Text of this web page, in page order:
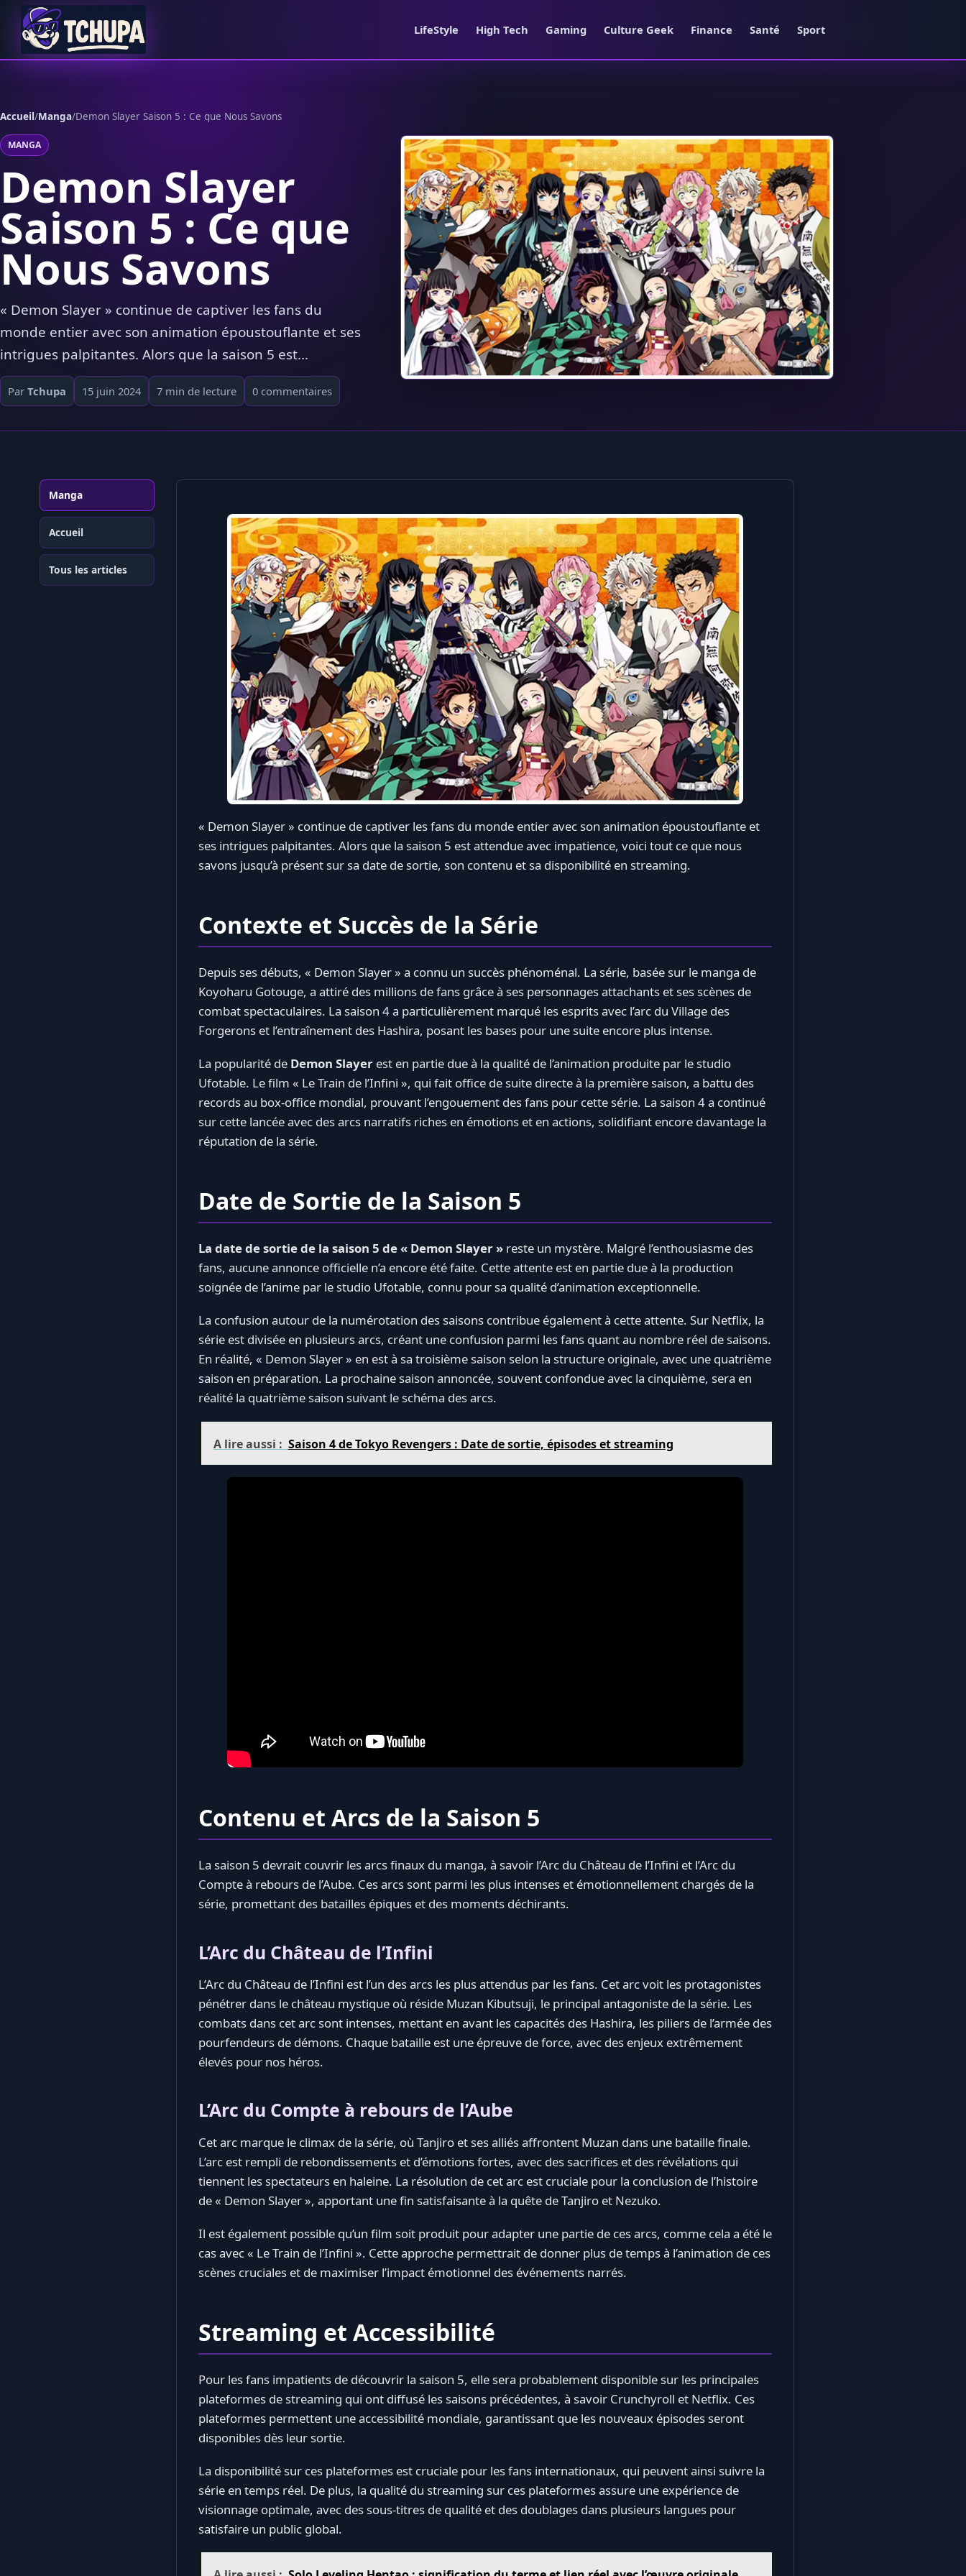
Aller au contenu
LifeStyle High Tech Gaming Culture Geek Finance Santé Sport
Accueil/Manga/Demon Slayer Saison 5 : Ce que Nous Savons
MANGA
Demon Slayer
Saison 5 : Ce que
Nous Savons
« Demon Slayer » continue de captiver les fans du
monde entier avec son animation époustouflante et ses
intrigues palpitantes. Alors que la saison 5 est...
Par Tchupa 15 juin 2024 7 min de lecture 0 commentaires
Manga
Accueil
Tous les articles
« Demon Slayer » continue de captiver les fans du monde entier avec son animation époustouflante et
ses intrigues palpitantes. Alors que la saison 5 est attendue avec impatience, voici tout ce que nous
savons jusqu’à présent sur sa date de sortie, son contenu et sa disponibilité en streaming.
Contexte et Succès de la Série
Depuis ses débuts, « Demon Slayer » a connu un succès phénoménal. La série, basée sur le manga de
Koyoharu Gotouge, a attiré des millions de fans grâce à ses personnages attachants et ses scènes de
combat spectaculaires. La saison 4 a particulièrement marqué les esprits avec l’arc du Village des
Forgerons et l’entraînement des Hashira, posant les bases pour une suite encore plus intense.
La popularité de Demon Slayer est en partie due à la qualité de l’animation produite par le studio
Ufotable. Le film « Le Train de l’Infini », qui fait office de suite directe à la première saison, a battu des
records au box-office mondial, prouvant l’engouement des fans pour cette série. La saison 4 a continué
sur cette lancée avec des arcs narratifs riches en émotions et en actions, solidifiant encore davantage la
réputation de la série.
Date de Sortie de la Saison 5
La date de sortie de la saison 5 de « Demon Slayer » reste un mystère. Malgré l’enthousiasme des
fans, aucune annonce officielle n’a encore été faite. Cette attente est en partie due à la production
soignée de l’anime par le studio Ufotable, connu pour sa qualité d’animation exceptionnelle.
La confusion autour de la numérotation des saisons contribue également à cette attente. Sur Netflix, la
série est divisée en plusieurs arcs, créant une confusion parmi les fans quant au nombre réel de saisons.
En réalité, « Demon Slayer » en est à sa troisième saison selon la structure originale, avec une quatrième
saison en préparation. La prochaine saison annoncée, souvent confondue avec la cinquième, sera en
réalité la quatrième saison suivant le schéma des arcs.
A lire aussi : Saison 4 de Tokyo Revengers : Date de sortie, épisodes et streaming
Contenu et Arcs de la Saison 5
La saison 5 devrait couvrir les arcs finaux du manga, à savoir l’Arc du Château de l’Infini et l’Arc du
Compte à rebours de l’Aube. Ces arcs sont parmi les plus intenses et émotionnellement chargés de la
série, promettant des batailles épiques et des moments déchirants.
L’Arc du Château de l’Infini
L’Arc du Château de l’Infini est l’un des arcs les plus attendus par les fans. Cet arc voit les protagonistes
pénétrer dans le château mystique où réside Muzan Kibutsuji, le principal antagoniste de la série. Les
combats dans cet arc sont intenses, mettant en avant les capacités des Hashira, les piliers de l’armée des
pourfendeurs de démons. Chaque bataille est une épreuve de force, avec des enjeux extrêmement
élevés pour nos héros.
L’Arc du Compte à rebours de l’Aube
Cet arc marque le climax de la série, où Tanjiro et ses alliés affrontent Muzan dans une bataille finale.
L’arc est rempli de rebondissements et d’émotions fortes, avec des sacrifices et des révélations qui
tiennent les spectateurs en haleine. La résolution de cet arc est cruciale pour la conclusion de l’histoire
de « Demon Slayer », apportant une fin satisfaisante à la quête de Tanjiro et Nezuko.
Il est également possible qu’un film soit produit pour adapter une partie de ces arcs, comme cela a été le
cas avec « Le Train de l’Infini ». Cette approche permettrait de donner plus de temps à l’animation de ces
scènes cruciales et de maximiser l’impact émotionnel des événements narrés.
Streaming et Accessibilité
Pour les fans impatients de découvrir la saison 5, elle sera probablement disponible sur les principales
plateformes de streaming qui ont diffusé les saisons précédentes, à savoir Crunchyroll et Netflix. Ces
plateformes permettent une accessibilité mondiale, garantissant que les nouveaux épisodes seront
disponibles dès leur sortie.
La disponibilité sur ces plateformes est cruciale pour les fans internationaux, qui peuvent ainsi suivre la
série en temps réel. De plus, la qualité du streaming sur ces plateformes assure une expérience de
visionnage optimale, avec des sous-titres de qualité et des doublages dans plusieurs langues pour
satisfaire un public global.